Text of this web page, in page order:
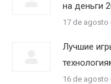
на деньги
17 de agosto
Лучшие
16 de agosto